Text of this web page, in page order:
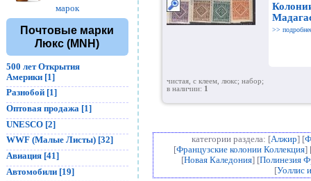
марок
Почтовые марки
Люкс (MNH)
500 лет Открытия
Америки [1]
Разнобой [1]
Оптовая продажа [1]
UNESCO [2]
WWF (Малые Листы) [32]
Авиация [41]
Автомобили [19]
>>
чистая, с клеем, люкс; набор;
в наличии: 1
категории раздела: [Алжир] [
[Французские колонии Коллекция]
[Новая Каледония] [Полинезия
[Уоллис